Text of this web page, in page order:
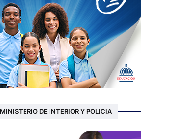
MINISTERIO DE INTERIOR Y POLICIA